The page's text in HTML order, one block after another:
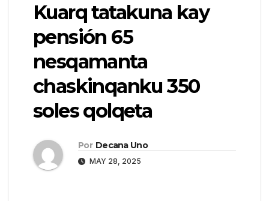
Kuarq tatakuna kay
pensión 65
nesqamanta
chaskinqanku 350
soles qolqeta
Por Decana Uno
MAY 28, 2025